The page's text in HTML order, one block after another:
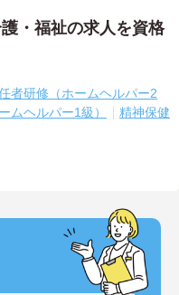
・福祉の求人を資格
者研修（ホームヘルパー2
ムヘルパー1級）
精神保健